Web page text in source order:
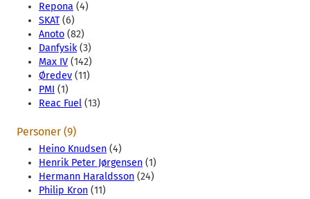
Repona (4)
SKAT(6)
Anoto (82)
Danfysik(3)
Max IV (142)
Øredev (11)
PMI (1)
Reac Fuel (13)
Personer (9)
Heino Knudsen (4)
Henrik Peter Jørgensen (1)
Hermann Haraldsson (24)
Philip Kron (11)